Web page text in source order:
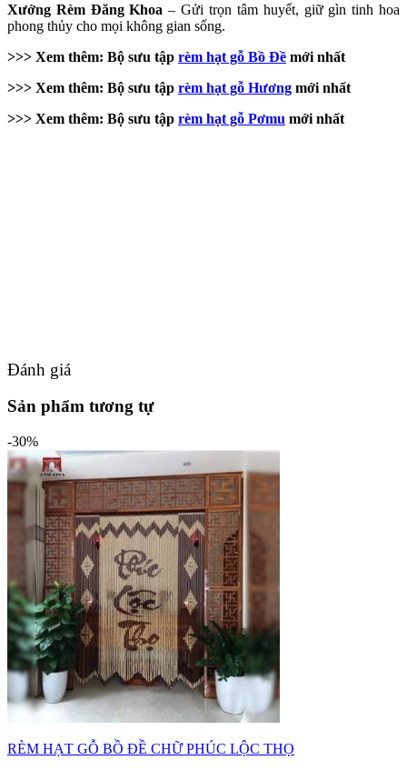
Xưởng Rèm Đăng Khoa – Gửi trọn tâm huyết, giữ gìn tinh hoa
phong thủy cho mọi không gian sống.
>>> Xem thêm: Bộ sưu tập rèm hạt gỗ Bồ Đề mới nhất
>>> Xem thêm: Bộ sưu tập rèm hạt gỗ Hương mới nhất
>>> Xem thêm: Bộ sưu tập rèm hạt gỗ Pơmu mới nhất
Đánh giá
Sản phẩm tương tự
-30%
RÈM HẠT GỖ BỒ ĐỀ CHỮ PHÚC LỘC THỌ